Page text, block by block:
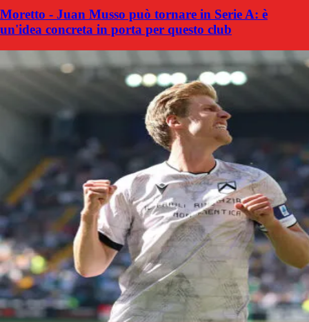
Moretto - Juan Musso può tornare in Serie A: è
un'idea concreta in porta per questo club